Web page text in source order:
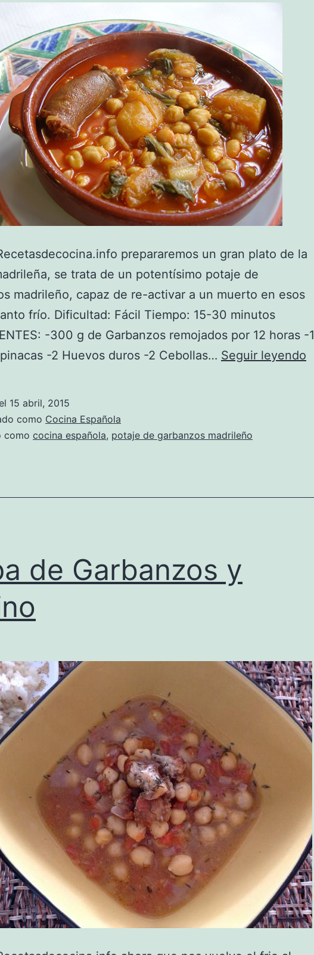
prepararemos un gran plato de la
se trata de un potentísimo potaje de
madrileño, capaz de re-activar a un muerto en esos
frío. Dificultad: Fácil Tiempo: 15-30 minutos
-300 g de Garbanzos remojados por 12 horas -1
-2 Huevos duros -2 Cebollas… Seguir leyendo
15 abril, 2015
como Cocina Española
como cocina española, potaje de garbanzos madrileño
de Garbanzos y